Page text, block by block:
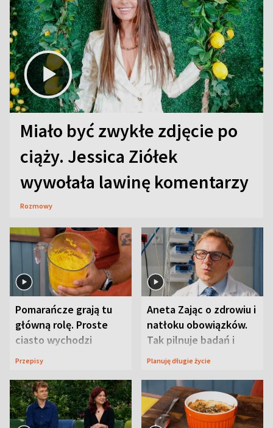
Miało być zwykłe zdjęcie po
ciąży. Jessica Ziółek
wywołała lawinę komentarzy
Rozmowy
Pomarańcze grają tu
główną rolę. Proste
ciasto wychodzi
wyjątkowo wilgotne
Przepisy
Aneta Zając o zdrowiu i
natłoku obowiązków.
Tak pilnuje badań i
wizyt
Planuję długie życie